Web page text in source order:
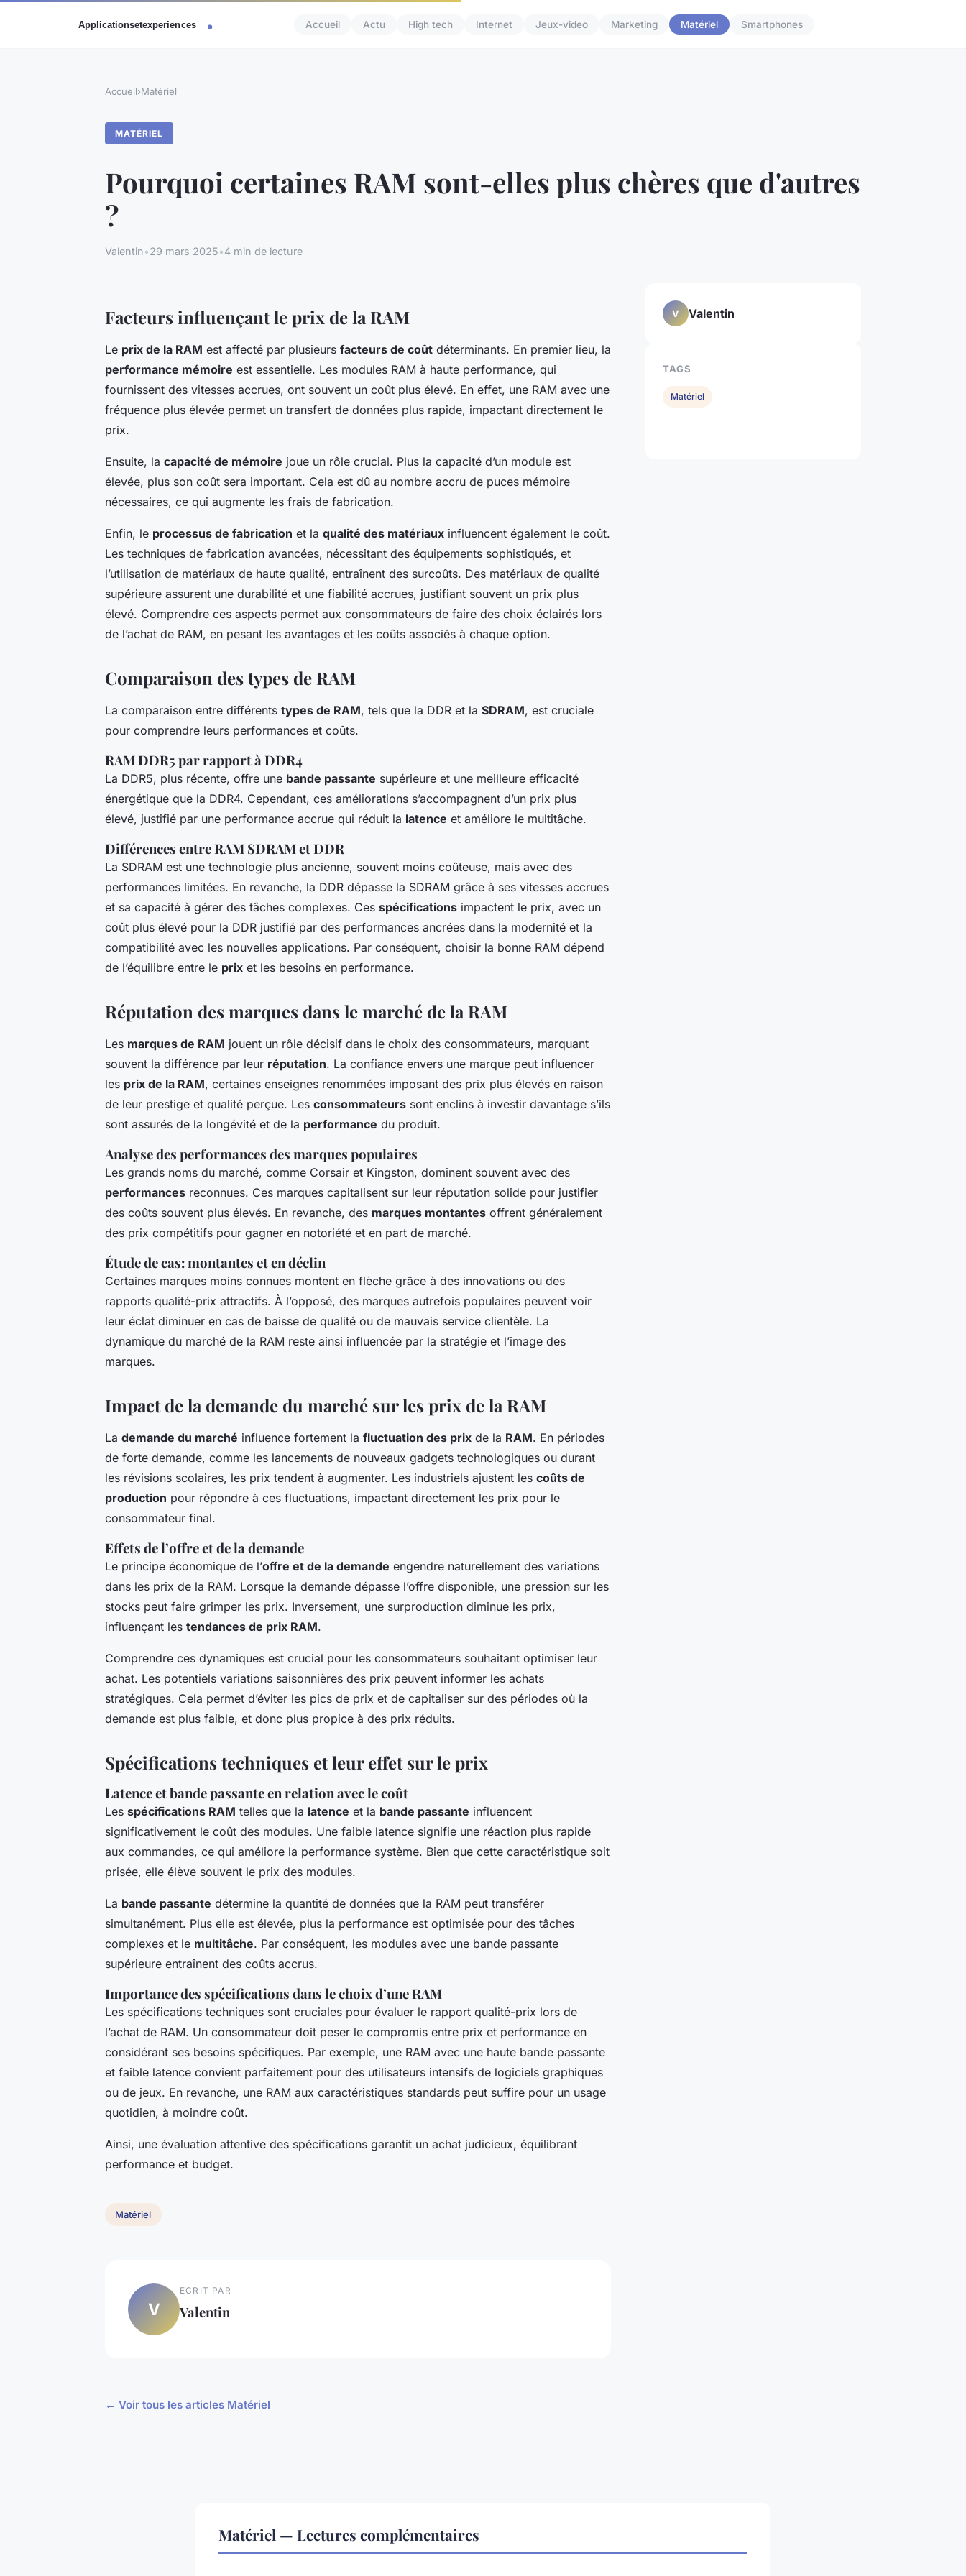
Accueil Actu High tech Internet Jeux-video Marketing Matériel Smartphones
Accueil›Matériel
MATÉRIEL
Pourquoi certaines RAM sont-elles plus chères que d'autres
?
Valentin•29 mars 2025•4 min de lecture
Facteurs influençant le prix de la RAM
Le prix de la RAM est affecté par plusieurs facteurs de coût déterminants. En premier lieu, la
performance mémoire est essentielle. Les modules RAM à haute performance, qui
fournissent des vitesses accrues, ont souvent un coût plus élevé. En effet, une RAM avec une
fréquence plus élevée permet un transfert de données plus rapide, impactant directement le
prix.
Ensuite, la capacité de mémoire joue un rôle crucial. Plus la capacité d’un module est
élevée, plus son coût sera important. Cela est dû au nombre accru de puces mémoire
nécessaires, ce qui augmente les frais de fabrication.
Enfin, le processus de fabrication et la qualité des matériaux influencent également le coût.
Les techniques de fabrication avancées, nécessitant des équipements sophistiqués, et
l’utilisation de matériaux de haute qualité, entraînent des surcoûts. Des matériaux de qualité
supérieure assurent une durabilité et une fiabilité accrues, justifiant souvent un prix plus
élevé. Comprendre ces aspects permet aux consommateurs de faire des choix éclairés lors
de l’achat de RAM, en pesant les avantages et les coûts associés à chaque option.
Comparaison des types de RAM
La comparaison entre différents types de RAM, tels que la DDR et la SDRAM, est cruciale
pour comprendre leurs performances et coûts.
RAM DDR5 par rapport à DDR4
La DDR5, plus récente, offre une bande passante supérieure et une meilleure efficacité
énergétique que la DDR4. Cependant, ces améliorations s’accompagnent d’un prix plus
élevé, justifié par une performance accrue qui réduit la latence et améliore le multitâche.
Différences entre RAM SDRAM et DDR
La SDRAM est une technologie plus ancienne, souvent moins coûteuse, mais avec des
performances limitées. En revanche, la DDR dépasse la SDRAM grâce à ses vitesses accrues
et sa capacité à gérer des tâches complexes. Ces spécifications impactent le prix, avec un
coût plus élevé pour la DDR justifié par des performances ancrées dans la modernité et la
compatibilité avec les nouvelles applications. Par conséquent, choisir la bonne RAM dépend
de l’équilibre entre le prix et les besoins en performance.
Réputation des marques dans le marché de la RAM
Les marques de RAM jouent un rôle décisif dans le choix des consommateurs, marquant
souvent la différence par leur réputation. La confiance envers une marque peut influencer
les prix de la RAM, certaines enseignes renommées imposant des prix plus élevés en raison
de leur prestige et qualité perçue. Les consommateurs sont enclins à investir davantage s’ils
sont assurés de la longévité et de la performance du produit.
Analyse des performances des marques populaires
Les grands noms du marché, comme Corsair et Kingston, dominent souvent avec des
performances reconnues. Ces marques capitalisent sur leur réputation solide pour justifier
des coûts souvent plus élevés. En revanche, des marques montantes offrent généralement
des prix compétitifs pour gagner en notoriété et en part de marché.
Étude de cas: montantes et en déclin
Certaines marques moins connues montent en flèche grâce à des innovations ou des
rapports qualité-prix attractifs. À l’opposé, des marques autrefois populaires peuvent voir
leur éclat diminuer en cas de baisse de qualité ou de mauvais service clientèle. La
dynamique du marché de la RAM reste ainsi influencée par la stratégie et l’image des
marques.
Impact de la demande du marché sur les prix de la RAM
La demande du marché influence fortement la fluctuation des prix de la RAM. En périodes
de forte demande, comme les lancements de nouveaux gadgets technologiques ou durant
les révisions scolaires, les prix tendent à augmenter. Les industriels ajustent les coûts de
production pour répondre à ces fluctuations, impactant directement les prix pour le
consommateur final.
Effets de l’offre et de la demande
Le principe économique de l’offre et de la demande engendre naturellement des variations
dans les prix de la RAM. Lorsque la demande dépasse l’offre disponible, une pression sur les
stocks peut faire grimper les prix. Inversement, une surproduction diminue les prix,
influençant les tendances de prix RAM.
Comprendre ces dynamiques est crucial pour les consommateurs souhaitant optimiser leur
achat. Les potentiels variations saisonnières des prix peuvent informer les achats
stratégiques. Cela permet d’éviter les pics de prix et de capitaliser sur des périodes où la
demande est plus faible, et donc plus propice à des prix réduits.
Spécifications techniques et leur effet sur le prix
Latence et bande passante en relation avec le coût
Les spécifications RAM telles que la latence et la bande passante influencent
significativement le coût des modules. Une faible latence signifie une réaction plus rapide
aux commandes, ce qui améliore la performance système. Bien que cette caractéristique soit
prisée, elle élève souvent le prix des modules.
La bande passante détermine la quantité de données que la RAM peut transférer
simultanément. Plus elle est élevée, plus la performance est optimisée pour des tâches
complexes et le multitâche. Par conséquent, les modules avec une bande passante
supérieure entraînent des coûts accrus.
Importance des spécifications dans le choix d’une RAM
Les spécifications techniques sont cruciales pour évaluer le rapport qualité-prix lors de
l’achat de RAM. Un consommateur doit peser le compromis entre prix et performance en
considérant ses besoins spécifiques. Par exemple, une RAM avec une haute bande passante
et faible latence convient parfaitement pour des utilisateurs intensifs de logiciels graphiques
ou de jeux. En revanche, une RAM aux caractéristiques standards peut suffire pour un usage
quotidien, à moindre coût.
Ainsi, une évaluation attentive des spécifications garantit un achat judicieux, équilibrant
performance et budget.
Matériel
V
ECRIT PAR
Valentin
← Voir tous les articles Matériel
V Valentin
TAGS
Matériel
Matériel — Lectures complémentaires